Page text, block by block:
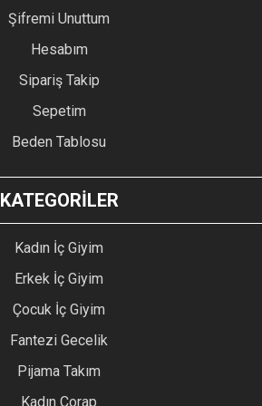
Şifremi Unuttum
Hesabım
Sipariş Takip
Sepetim
Beden Tablosu
KATEGORİLER
Kadın İç Giyim
Erkek İç Giyim
Çocuk İç Giyim
Fantezi Gecelik
Pijama Takım
Kadın Çorap